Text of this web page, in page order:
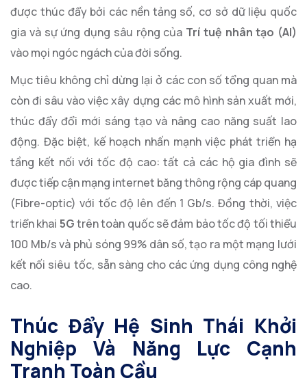
được thúc đẩy bởi các nền tảng số, cơ sở dữ liệu quốc
gia và sự ứng dụng sâu rộng của Trí tuệ nhân tạo (AI)
vào mọi ngóc ngách của đời sống.
Mục tiêu không chỉ dừng lại ở các con số tổng quan mà
còn đi sâu vào việc xây dựng các mô hình sản xuất mới,
thúc đẩy đổi mới sáng tạo và nâng cao năng suất lao
động. Đặc biệt, kế hoạch nhấn mạnh việc phát triển hạ
tầng kết nối với tốc độ cao: tất cả các hộ gia đình sẽ
được tiếp cận mạng internet băng thông rộng cáp quang
(Fibre-optic) với tốc độ lên đến 1 Gb/s. Đồng thời, việc
triển khai 5Gtrên toàn quốc sẽ đảm bảo tốc độ tối thiểu
100 Mb/s và phủ sóng 99% dân số, tạo ra một mạng lưới
kết nối siêu tốc, sẵn sàng cho các ứng dụng công nghệ
cao.
Thúc Đẩy Hệ Sinh Thái Khởi
Nghiệp Và Năng Lực Cạnh
Tranh Toàn Cầu